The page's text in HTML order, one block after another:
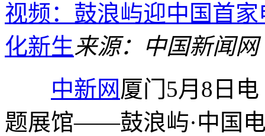
视频：鼓浪屿迎中国首
化新生来源：中国新闻网
中新网厦门5月8日
题展馆——鼓浪屿·中国